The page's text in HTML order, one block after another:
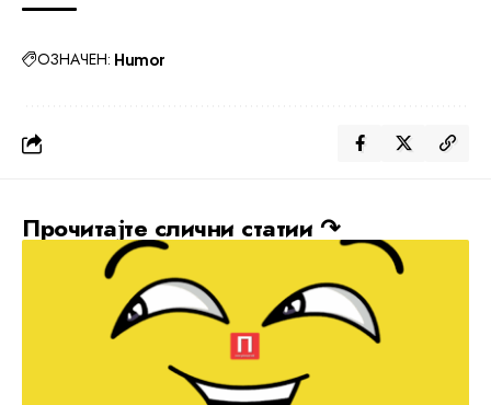
ОЗНАЧЕН: Humor
Прочитајте слични статии ↷